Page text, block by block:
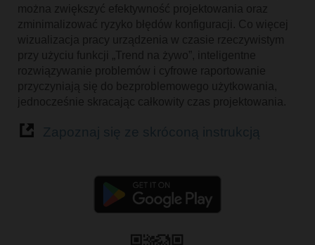
można zwiększyć efektywność projektowania oraz
zminimalizować ryzyko błędów konfiguracji. Co więcej
wizualizacja pracy urządzenia w czasie rzeczywistym
przy użyciu funkcji „Trend na żywo”, inteligentne
rozwiązywanie problemów i cyfrowe raportowanie
przyczyniają się do bezproblemowego użytkowania,
jednocześnie skracając całkowity czas projektowania.